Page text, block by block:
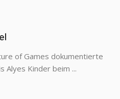
of Games dokumentierte
Alyes Kinder beim ...